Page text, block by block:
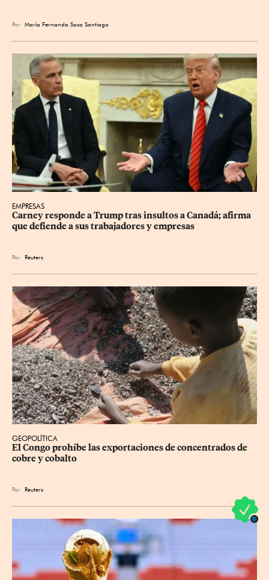
Por María Fernanda Sosa Santiago
EMPRESAS
Carney responde a Trump tras insultos a Canadá; afirma
que defiende a sus trabajadores y empresas
Por Reuters
GEOPOLÍTICA
El Congo prohíbe las exportaciones de concentrados de
cobre y cobalto
Por Reuters